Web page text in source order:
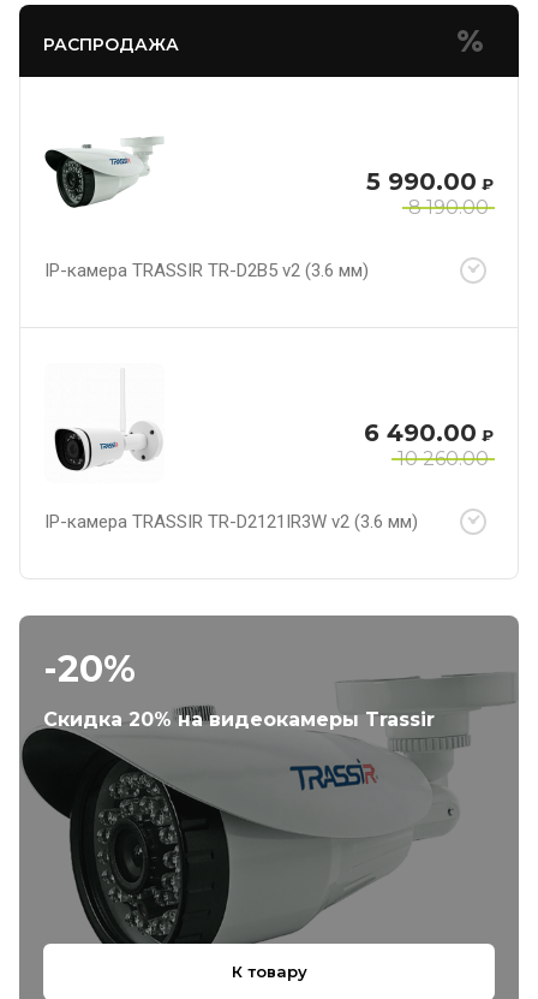
РАСПРОДАЖА
8 190.00
5 990.00 ₽
IP-камера TRASSIR TR-D2B5 v2 (3.6 мм)
10 260.00
6 490.00 ₽
IP-камера TRASSIR TR-D2121IR3W v2 (3.6 мм)
-20%
Скидка 20% на видеокамеры Trassir
К товару